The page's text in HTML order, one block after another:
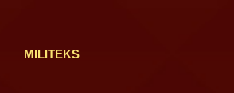
MILITEKS